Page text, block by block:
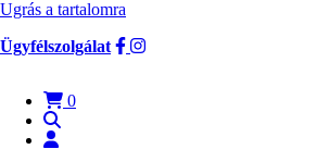
Ugrás a tartalomra
Ügyfélszolgálat
0